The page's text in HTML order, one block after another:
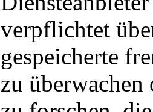
verpflichtet
gespeicherte
zu überwachen